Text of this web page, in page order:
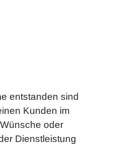
entstanden sind
Kunden im
oder
Dienstleistung